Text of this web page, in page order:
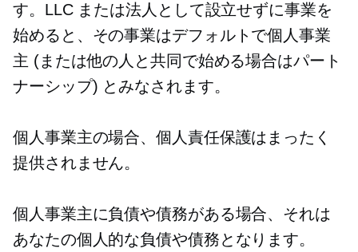
す。LLC または法人として設立せずに事業を
始めると、その事業はデフォルトで個人事業
主 (または他の人と共同で始める場合はパート
ナーシップ) とみなされます。
個人事業主の場合、個人責任保護はまったく
提供されません。
個人事業主に負債や債務がある場合、それは
あなたの個人的な負債や債務となります。